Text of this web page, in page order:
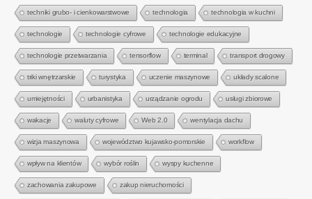
techniki grubo- i cienkowarstwowe technologia technologia w kuchni
technologie technologie cyfrowe technologie edukacyjne
technologie przetwarzania tensorflow terminal transport drogowy
triki wnętrzarskie turystyka uczenie maszynowe układy scalone
umiejętności urbanistyka urządzanie ogrodu usługi zbiorowe
wakacje waluty cyfrowe Web 2.0 wentylacja dachu
wizja maszynowa województwo kujawsko-pomorskie workflow
wpływ na klientów wybór roślin wyspy kuchenne
zachowania zakupowe zakup nieruchomości